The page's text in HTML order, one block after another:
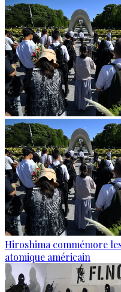
Hiroshima commémore
atomique américain